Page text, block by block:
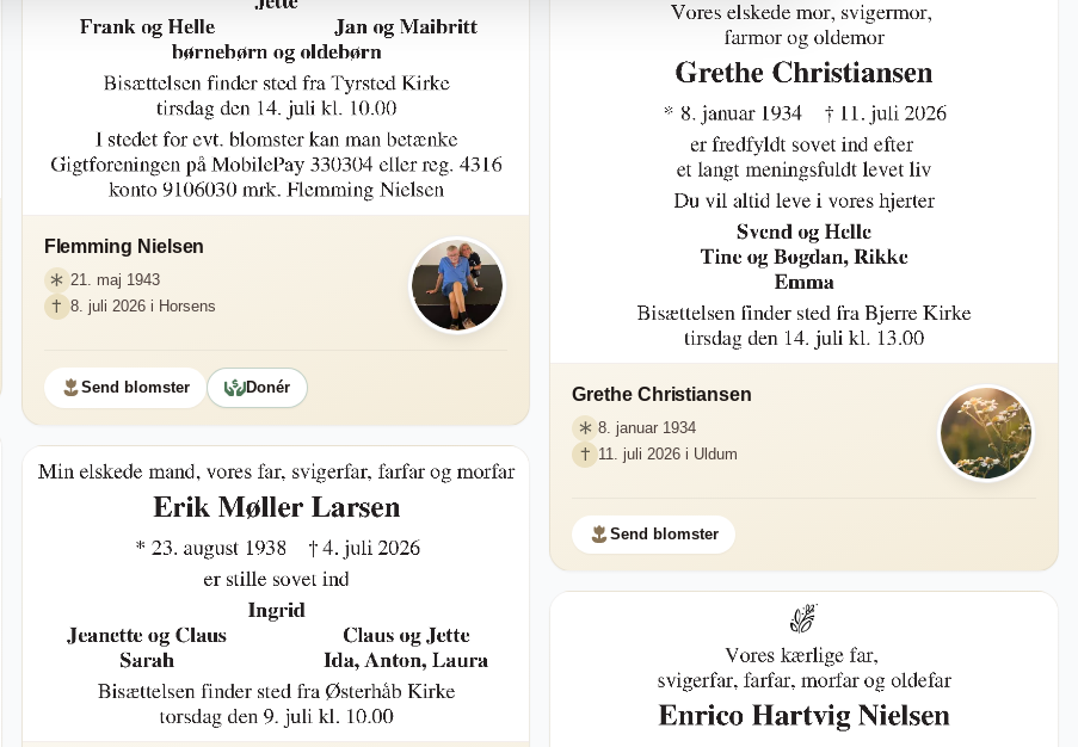
Flemming Nielsen
21. maj 1943
8. juli 2026 i Horsens
Send blomster Donér Grethe Christiansen
8. januar 1934
11. juli 2026 i Uldum
Send blomster